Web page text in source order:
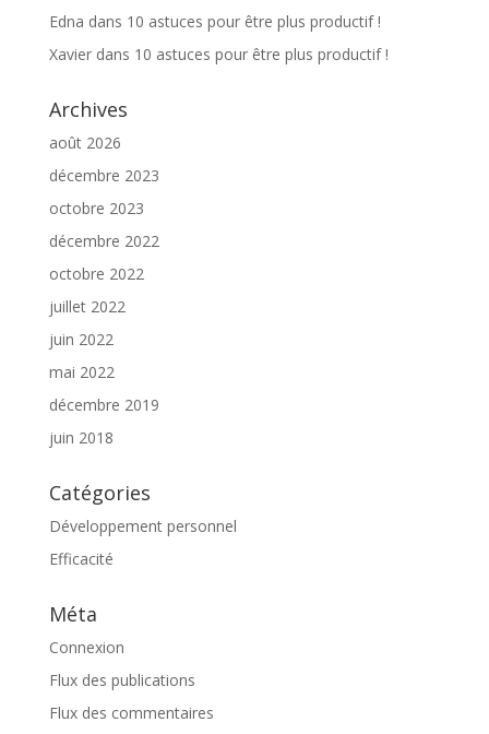
Edna dans 10 astuces pour être plus productif !
Xavierdans 10 astuces pour être plus productif !
Archives
août 2026
décembre 2023
octobre 2023
décembre 2022
octobre 2022
juillet 2022
juin 2022
mai 2022
décembre 2019
juin 2018
Catégories
Développement personnel
Efficacité
Méta
Connexion
Flux des publications
Flux des commentaires